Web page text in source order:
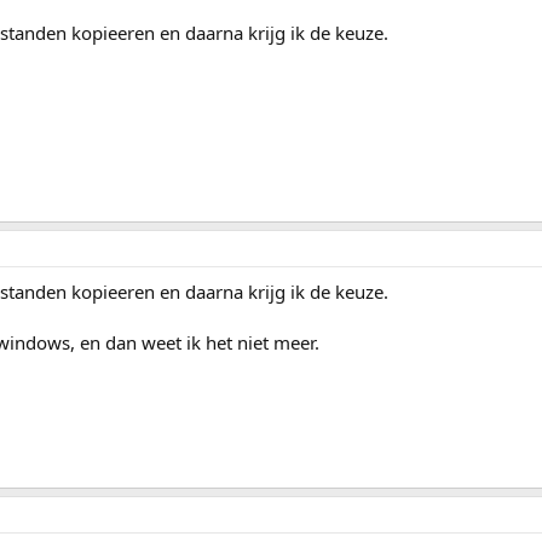
kopieeren en daarna krijg ik de keuze.
kopieeren en daarna krijg ik de keuze.
en dan weet ik het niet meer.